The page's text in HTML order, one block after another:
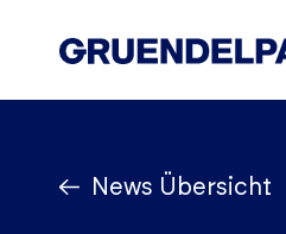
Start
News Übersicht